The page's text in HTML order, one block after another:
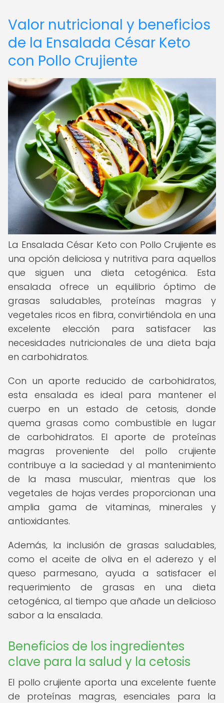
Valor nutricional y beneficios
de la Ensalada César Keto
con Pollo Crujiente
La Ensalada César Keto con Pollo Crujiente es
una opción deliciosa y nutritiva para aquellos
que siguen una dieta cetogénica. Esta
ensalada ofrece un equilibrio óptimo de
grasas saludables, proteínas magras y
vegetales ricos en fibra, convirtiéndola en una
excelente elección para satisfacer las
necesidades nutricionales de una dieta baja
en carbohidratos.
Con un aporte reducido de carbohidratos,
esta ensalada es ideal para mantener el
cuerpo en un estado de cetosis, donde
quema grasas como combustible en lugar
de carbohidratos. El aporte de proteínas
magras proveniente del pollo crujiente
contribuye a la saciedad y al mantenimiento
de la masa muscular, mientras que los
vegetales de hojas verdes proporcionan una
amplia gama de vitaminas, minerales y
antioxidantes.
Además, la inclusión de grasas saludables,
como el aceite de oliva en el aderezo y el
queso parmesano, ayuda a satisfacer el
requerimiento de grasas en una dieta
cetogénica, al tiempo que añade un delicioso
sabor a la ensalada.
Beneficios de los ingredientes
clave para la salud y la cetosis
El pollo crujiente aporta una excelente fuente
de proteínas magras, esenciales para la